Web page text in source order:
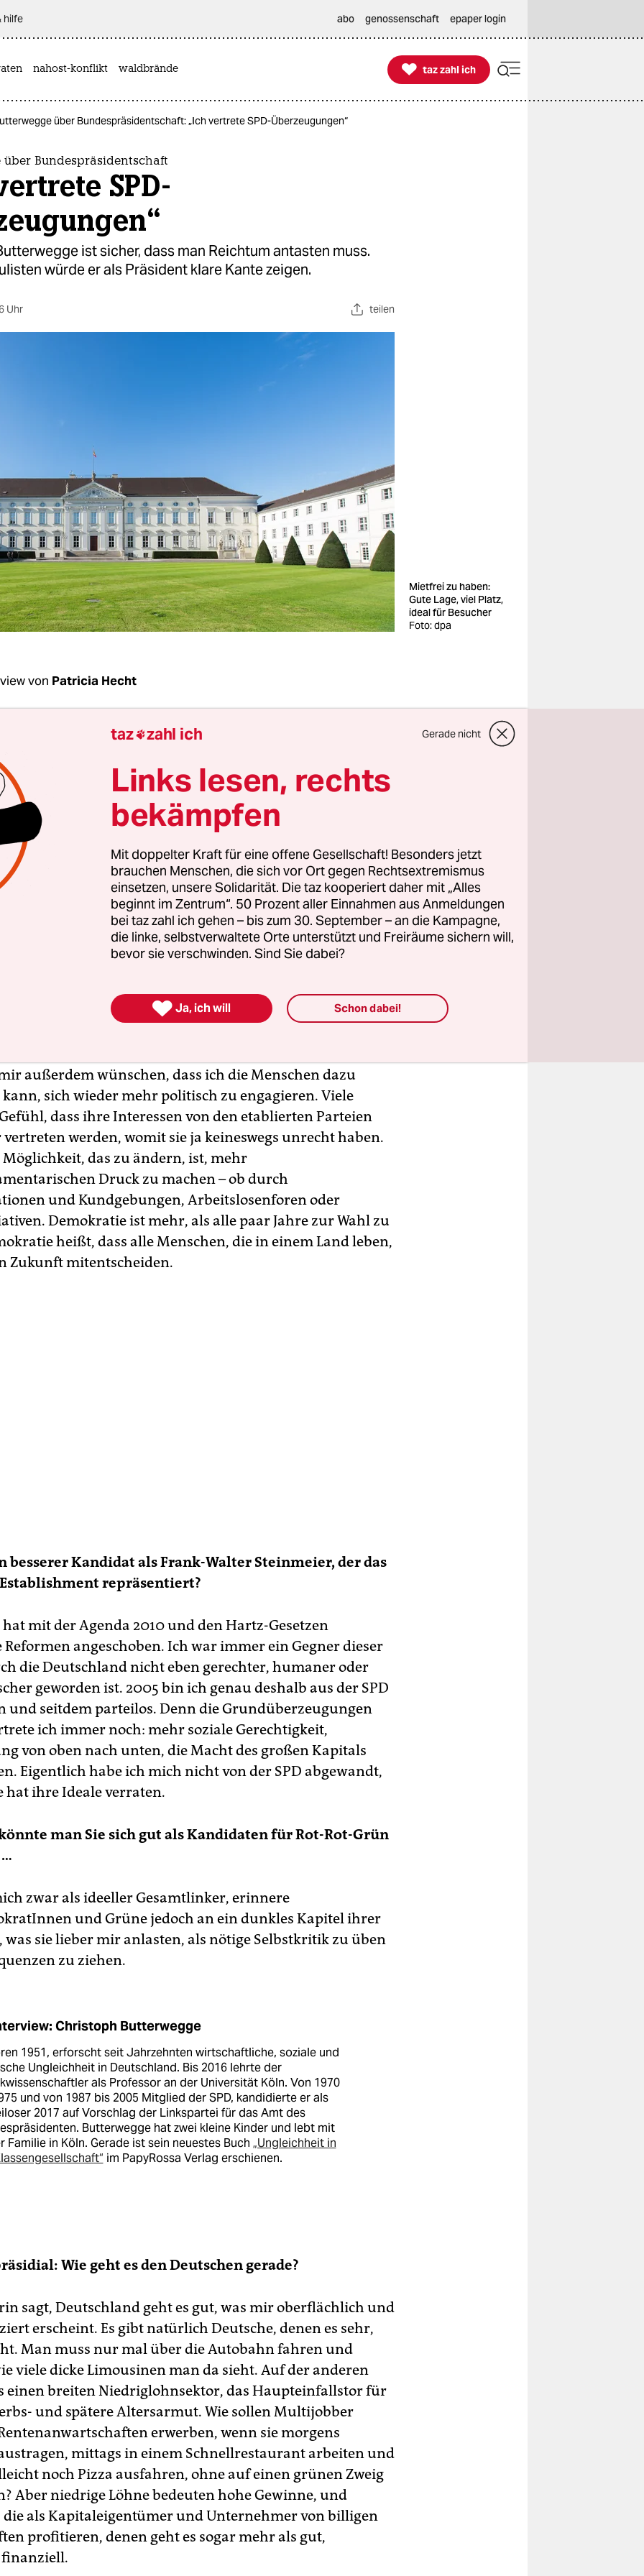
hilfe abo genossenschaft epaper login
nahost-konflikt waldbrände 
taz zahl ich
taz zahl ich
über Bundespräsidentschaft: „Ich vertrete SPD-Überzeugungen“
über Bundespräsidentschaft
SPD-
ist sicher, dass man Reichtum antasten muss.
würde er als Präsident klare Kante zeigen.
Uhr teilen
Mietfrei zu haben:
Gute Lage, viel Platz,
ideal für Besucher
Foto: dpa
von Patricia Hecht
Sie sind bei der Wahl für das Amt des
chancenlos. Warum tun Sie sich das an?
Nicht nur ein Bundespräsident kann
und auf bestimmte Probleme in der Gesellschaft
auch ein Kandidat für dieses Amt. Ich begleite als
Jahrzehnten bestimmte Entwicklungen – etwa den
die vermehrte Fluchtmigration sowie die
Kluft zwischen Arm und Reich – und schöpfe nun daraus,
Probleme und Prozesse zu sensibilisieren oder die
Sie zu einem guten Bundespräsidenten machen?
außerdem wünschen, dass ich die Menschen dazu
sich wieder mehr politisch zu engagieren. Viele
dass ihre Interessen von den etablierten Parteien
werden, womit sie ja keineswegs unrecht haben.
Möglichkeit, das zu ändern, ist, mehr
Druck zu machen – ob durch
und Kundgebungen, Arbeitslosenforen oder
Demokratie ist mehr, als alle paar Jahre zur Wahl zu
heißt, dass alle Menschen, die in einem Land leben,
Zukunft mitentscheiden.
besserer Kandidat als Frank-Walter Steinmeier, der das
repräsentiert?
mit der Agenda 2010 und den Hartz-Gesetzen
angeschoben. Ich war immer ein Gegner dieser
die Deutschland nicht eben gerechter, humaner oder
geworden ist. 2005 bin ich genau deshalb aus der SPD
und seitdem parteilos. Denn die Grundüberzeugungen
ich immer noch: mehr soziale Gerechtigkeit,
von oben nach unten, die Macht des großen Kapitals
Eigentlich habe ich mich nicht von der SPD abgewandt,
hat ihre Ideale verraten.
man Sie sich gut als Kandidaten für Rot-Rot-Grün
zwar als ideeller Gesamtlinker, erinnere
und Grüne jedoch an ein dunkles Kapitel ihrer
was sie lieber mir anlasten, als nötige Selbstkritik zu üben
zu ziehen.
Christoph Butterwegge
1951, erforscht seit Jahrzehnten wirtschaftliche, soziale und
Ungleichheit in Deutschland. Bis 2016 lehrte der
als Professor an der Universität Köln. Von 1970
und von 1987 bis 2005 Mitglied der SPD, kandidierte er als
2017 auf Vorschlag der Linkspartei für das Amt des
Butterwegge hat zwei kleine Kinder und lebt mit
Familie in Köln. Gerade ist sein neuestes Buch „Ungleichheit in
im PapyRossa Verlag erschienen.
Wie geht es den Deutschen gerade?
sagt, Deutschland geht es gut, was mir oberflächlich und
erscheint. Es gibt natürlich Deutsche, denen es sehr,
Man muss nur mal über die Autobahn fahren und
viele dicke Limousinen man da sieht. Auf der anderen
einen breiten Niedriglohnsektor, das Haupteinfallstor für
und spätere Altersarmut. Wie sollen Multijobber
erwerben, wenn sie morgens
mittags in einem Schnellrestaurant arbeiten und
noch Pizza ausfahren, ohne auf einen grünen Zweig
Aber niedrige Löhne bedeuten hohe Gewinne, und
die als Kapitaleigentümer und Unternehmer von billigen
profitieren, denen geht es sogar mehr als gut,
taz zahl ich Gerade nicht
Links lesen, rechts
bekämpfen
Mit doppelter Kraft für eine offene Gesellschaft! Besonders jetzt
brauchen Menschen, die sich vor Ort gegen Rechtsextremismus
einsetzen, unsere Solidarität. Die taz kooperiert daher mit „Alles
beginnt im Zentrum“. 50 Prozent aller Einnahmen aus Anmeldungen
bei taz zahl ich gehen – bis zum 30. September – an die Kampagne,
die linke, selbstverwaltete Orte unterstützt und Freiräume sichern will,
bevor sie verschwinden. Sind Sie dabei?
 Ja, ich will Schon dabei!